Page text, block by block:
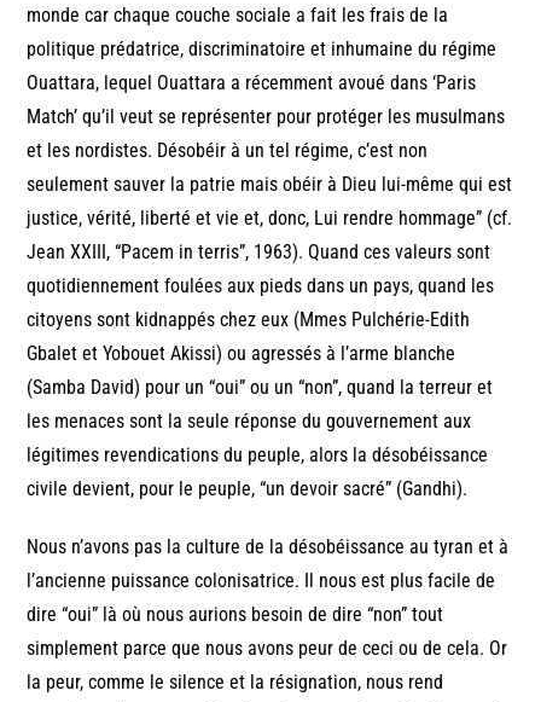
monde car chaque couche sociale a fait les frais de la
politique prédatrice, discriminatoire et inhumaine du régime
Ouattara, lequel Ouattara a récemment avoué dans ‘Paris
Match’ qu’il veut se représenter pour protéger les musulmans
et les nordistes. Désobéir à un tel régime, c’est non
seulement sauver la patrie mais obéir à Dieu lui-même qui est
justice, vérité, liberté et vie et, donc, Lui rendre hommage” (cf.
Jean XXIII, “Pacem in terris”, 1963). Quand ces valeurs sont
quotidiennement foulées aux pieds dans un pays, quand les
citoyens sont kidnappés chez eux (Mmes Pulchérie-Edith
Gbalet et Yobouet Akissi) ou agressés à l’arme blanche
(Samba David) pour un “oui” ou un “non”, quand la terreur et
les menaces sont la seule réponse du gouvernement aux
légitimes revendications du peuple, alors la désobéissance
civile devient, pour le peuple, “un devoir sacré” (Gandhi).
Nous n’avons pas la culture de la désobéissance au tyran et à
l’ancienne puissance colonisatrice. Il nous est plus facile de
dire “oui” là où nous aurions besoin de dire “non” tout
simplement parce que nous avons peur de ceci ou de cela. Or
la peur, comme le silence et la résignation, nous rend